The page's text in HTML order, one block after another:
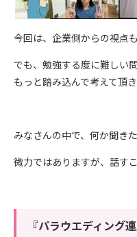
今回は、企業側からの視点
でも、勉強する度に難しい
もっと踏み込んで考えて頂
みなさんの中で、何か聞き
微力ではありますが、話す
『パラウエディング